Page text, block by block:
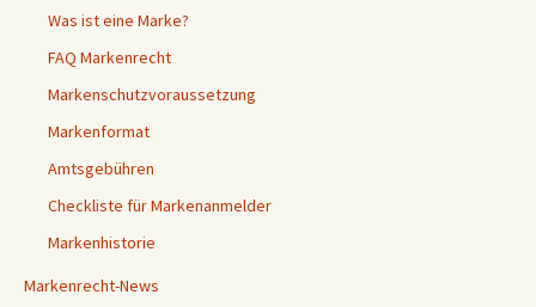
Was ist eine Marke?
FAQ Markenrecht
Markenschutzvoraussetzung
Markenformat
Amtsgebühren
Checkliste für Markenanmelder
Markenhistorie
Markenrecht-News